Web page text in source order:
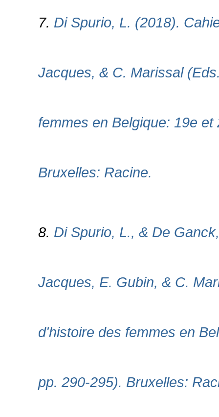
7. Di Spurio, L. (2018).
Jacques, & C. Marissal
femmes en Belgique: 19e
Bruxelles: Racine.
8. Di Spurio, L., & De
Jacques, E. Gubin, & C.
d'histoire des femmes en
pp. 290-295). Bruxelles: